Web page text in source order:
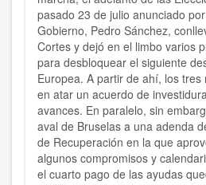
pasado 23 de julio anunciado
Gobierno, Pedro Sánchez,
Cortes y dejó en el limbo varios
para desbloquear el siguiente
Europea. A partir de ahí, los tres
en atar un acuerdo de
avances. En paralelo, sin
aval de Bruselas a una adenda
de Recuperación en la que
algunos compromisos y
el cuarto pago de las ayudas